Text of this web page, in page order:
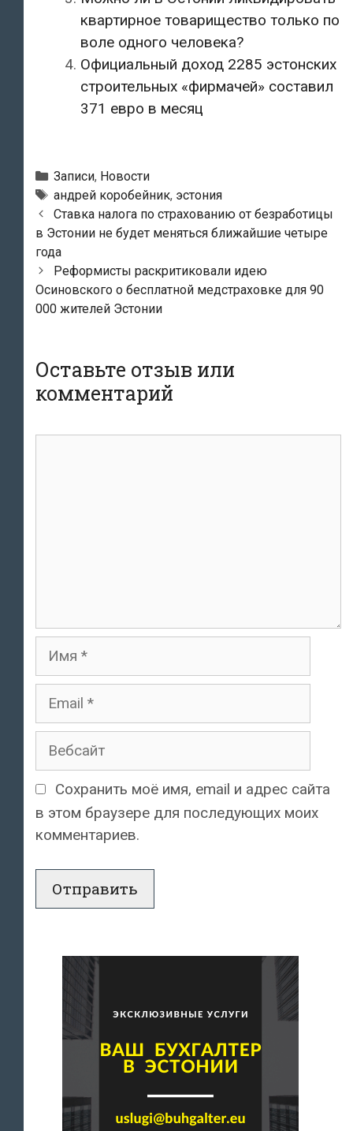
квартирное товарищество только по
воле одного человека?
Официальный доход 2285 эстонских
строительных «фирмачей» составил
371 евро в месяц
Рубрики
Записи, Новости
Метки
андрей коробейник, эстония
Навигация
по
записям
Ставка налога по страхованию от безработицы
в Эстонии не будет меняться ближайшие четыре
года
Реформисты раскритиковали идею
Осиновского о бесплатной медстраховке для 90
000 жителей Эстонии
Оставьте отзыв или
комментарий
Имя
Email
Вебсайт
Сохранить моё имя, email и адрес сайта
в этом браузере для последующих моих
комментариев.